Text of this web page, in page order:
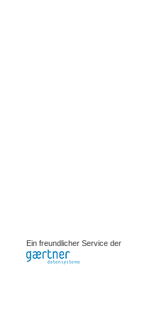
Ein freundlicher Service der